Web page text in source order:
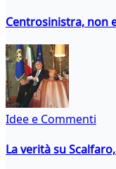
Centrosinistra, non
Idee e Commenti
La verità su